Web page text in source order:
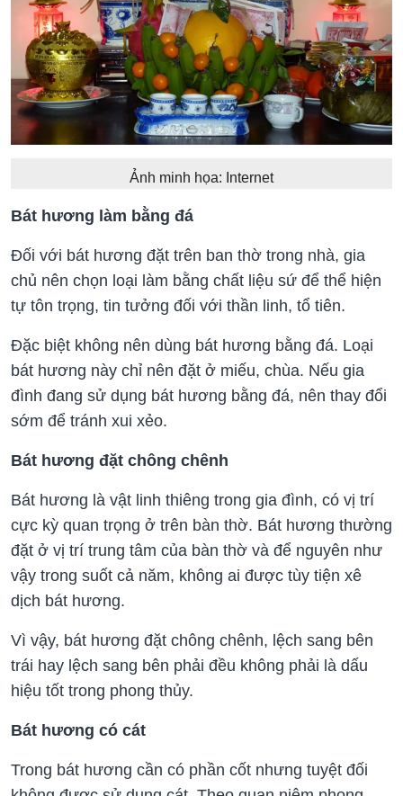
Ảnh minh họa: Internet
Bát hương làm bằng đá
Đối với bát hương đặt trên ban thờ trong nhà, gia
chủ nên chọn loại làm bằng chất liệu sứ để thể hiện
tự tôn trọng, tin tưởng đối với thần linh, tổ tiên.
Đặc biệt không nên dùng bát hương bằng đá. Loại
bát hương này chỉ nên đặt ở miếu, chùa. Nếu gia
đình đang sử dụng bát hương bằng đá, nên thay đổi
sớm để tránh xui xẻo.
Bát hương đặt chông chênh
Bát hương là vật linh thiêng trong gia đình, có vị trí
cực kỳ quan trọng ở trên bàn thờ. Bát hương thường
đặt ở vị trí trung tâm của bàn thờ và để nguyên như
vậy trong suốt cả năm, không ai được tùy tiện xê
dịch bát hương.
Vì vậy, bát hương đặt chông chênh, lệch sang bên
trái hay lệch sang bên phải đều không phải là dấu
hiệu tốt trong phong thủy.
Bát hương có cát
Trong bát hương cần có phần cốt nhưng tuyệt đối